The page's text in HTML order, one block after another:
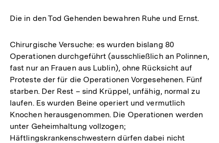
Die in den Tod Gehenden bewahren Ruhe und Ernst.
Chirurgische Versuche: es wurden bislang 80
Operationen durchgeführt (ausschließlich an Polinnen,
fast nur an Frauen aus Lublin), ohne Rücksicht auf
Proteste der für die Operationen Vorgesehenen. Fünf
starben. Der Rest – sind Krüppel, unfähig, normal zu
laufen. Es wurden Beine operiert und vermutlich
Knochen herausgenommen. Die Operationen werden
unter Geheimhaltung vollzogen;
Häftlingskrankenschwestern dürfen dabei nicht